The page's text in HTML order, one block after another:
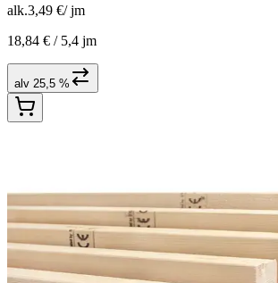
alk.3,49 €/ jm
18,84 € / 5,4 jm
alv 25,5 %